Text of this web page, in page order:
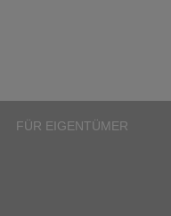
FÜR EIGENTÜMER